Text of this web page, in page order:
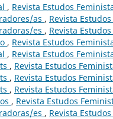
, Revista Estudos
as , Revista
es , Revista
, Revista Estudos
, Revista Estudos
, Revista Estudos
, Revista Estudos
, Revista Estudos
, Revista Estudos
es , Revista